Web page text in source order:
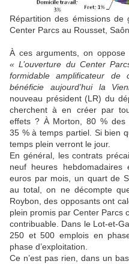
Répartition des émissions
Center Parcs au Rousset,
À ces arguments, on oppose
« L’ouverture du Center
formidable amplificateur de
bénéficie aujourd’hui la
nouveau président (LR) du
cherchent à en créer par
effets ? À Morton, 80 % des
35 % à temps partiel. Si bien
temps plein verront le jour.
En général, les contrats
neuf heures
euros par mois, un quart de
au total, on ne décompte
Roybon, des opposants ont
plein promis par Center Parcs
contribuable. Dans le Lot-et-
250 et 500 emplois en
phase d’exploitation.
Ce n’est pas rien, dans un